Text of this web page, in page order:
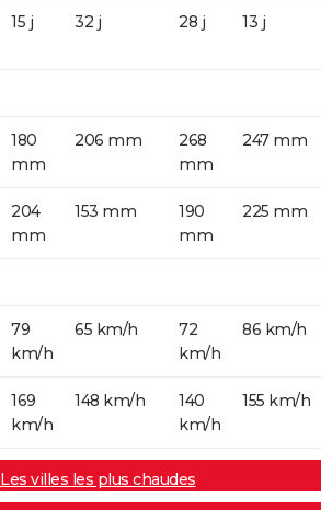
15 j 32 j 28 j 13 j
180
mm
206 mm
268
mm
247 mm
204
mm
153 mm
190
mm
225 mm
79
km/h
65 km/h
72
km/h
86 km/h
169
km/h
148 km/h
140
km/h
155 km/h
Les villes les plus chaudes